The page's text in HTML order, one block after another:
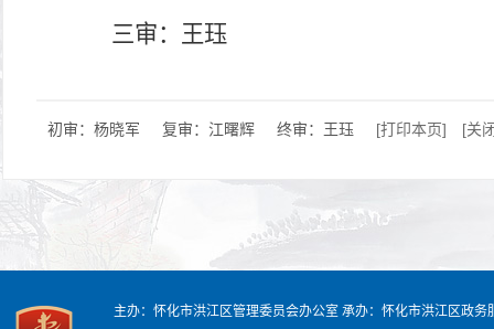
三审：王珏
初审：杨晓军 复审：江曙辉 终审：王珏 [打印本页] [关
主办：怀化市洪江区管理委员会办公室 承办：怀化市洪江区政务